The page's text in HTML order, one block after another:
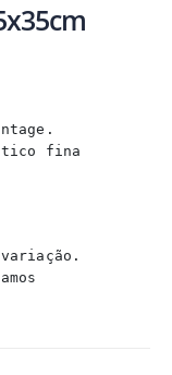
fina